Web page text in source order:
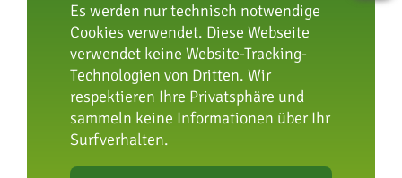
nächster Beitrag
Es werden nur technisch notwendige
Cookies verwendet. Diese Webseite
verwendet keine Website-Tracking-
Technologien von Dritten. Wir
respektieren Ihre Privatsphäre und
sammeln keine Informationen über Ihr
Surfverhalten.